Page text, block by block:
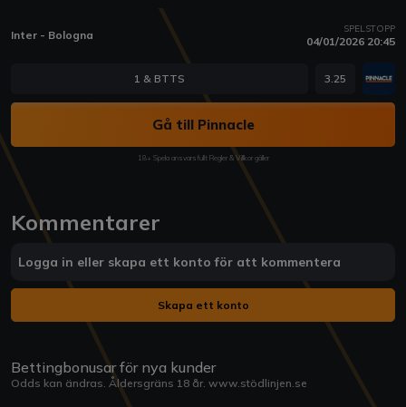
Inter - Bologna SPELSTOPP
04/01/2026 20:45
1 & BTTS 3.25
Gå till Pinnacle
18+ Spela ansvarsfullt Regler & Villkor gäller
Kommentarer
Logga in eller skapa ett konto för att kommentera
Skapa ett konto
Bettingbonusar för nya kunder
Odds kan ändras. Åldersgräns 18 år. www.stödlinjen.se